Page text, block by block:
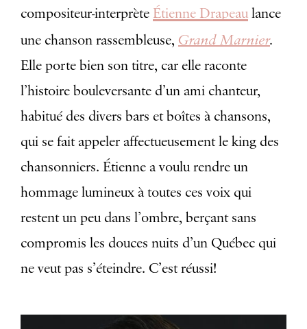
compositeur-interprète Étienne Drapeaulance
une chanson rassembleuse, Grand Marnier.
Elle porte bien son titre, car elle raconte
l’histoire bouleversante d’un ami chanteur,
habitué des divers bars et boîtes à chansons,
qui se fait appeler affectueusement le king des
chansonniers. Étienne a voulu rendre un
hommage lumineux à toutes ces voix qui
restent un peu dans l’ombre, berçant sans
compromis les douces nuits d’un Québec qui
ne veut pas s’éteindre. C’est réussi!